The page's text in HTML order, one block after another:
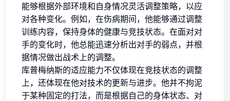
能够根据外部环境和自身情况灵活调整策略，以应
对各种变化。例如，在伤病期间，他能够通过调整
训练内容，保持身体的健康与竞技状态。在面对对
手的变化时，他总能迅速分析出对手的弱点，并根
据情况做出战术上的调整。
库普梅纳斯的适应能力不仅体现在竞技状态的调整
上，还体现在他对技术的更新与进步。他并不拘泥
于某种固定的打法，而是根据自己的身体状态、对